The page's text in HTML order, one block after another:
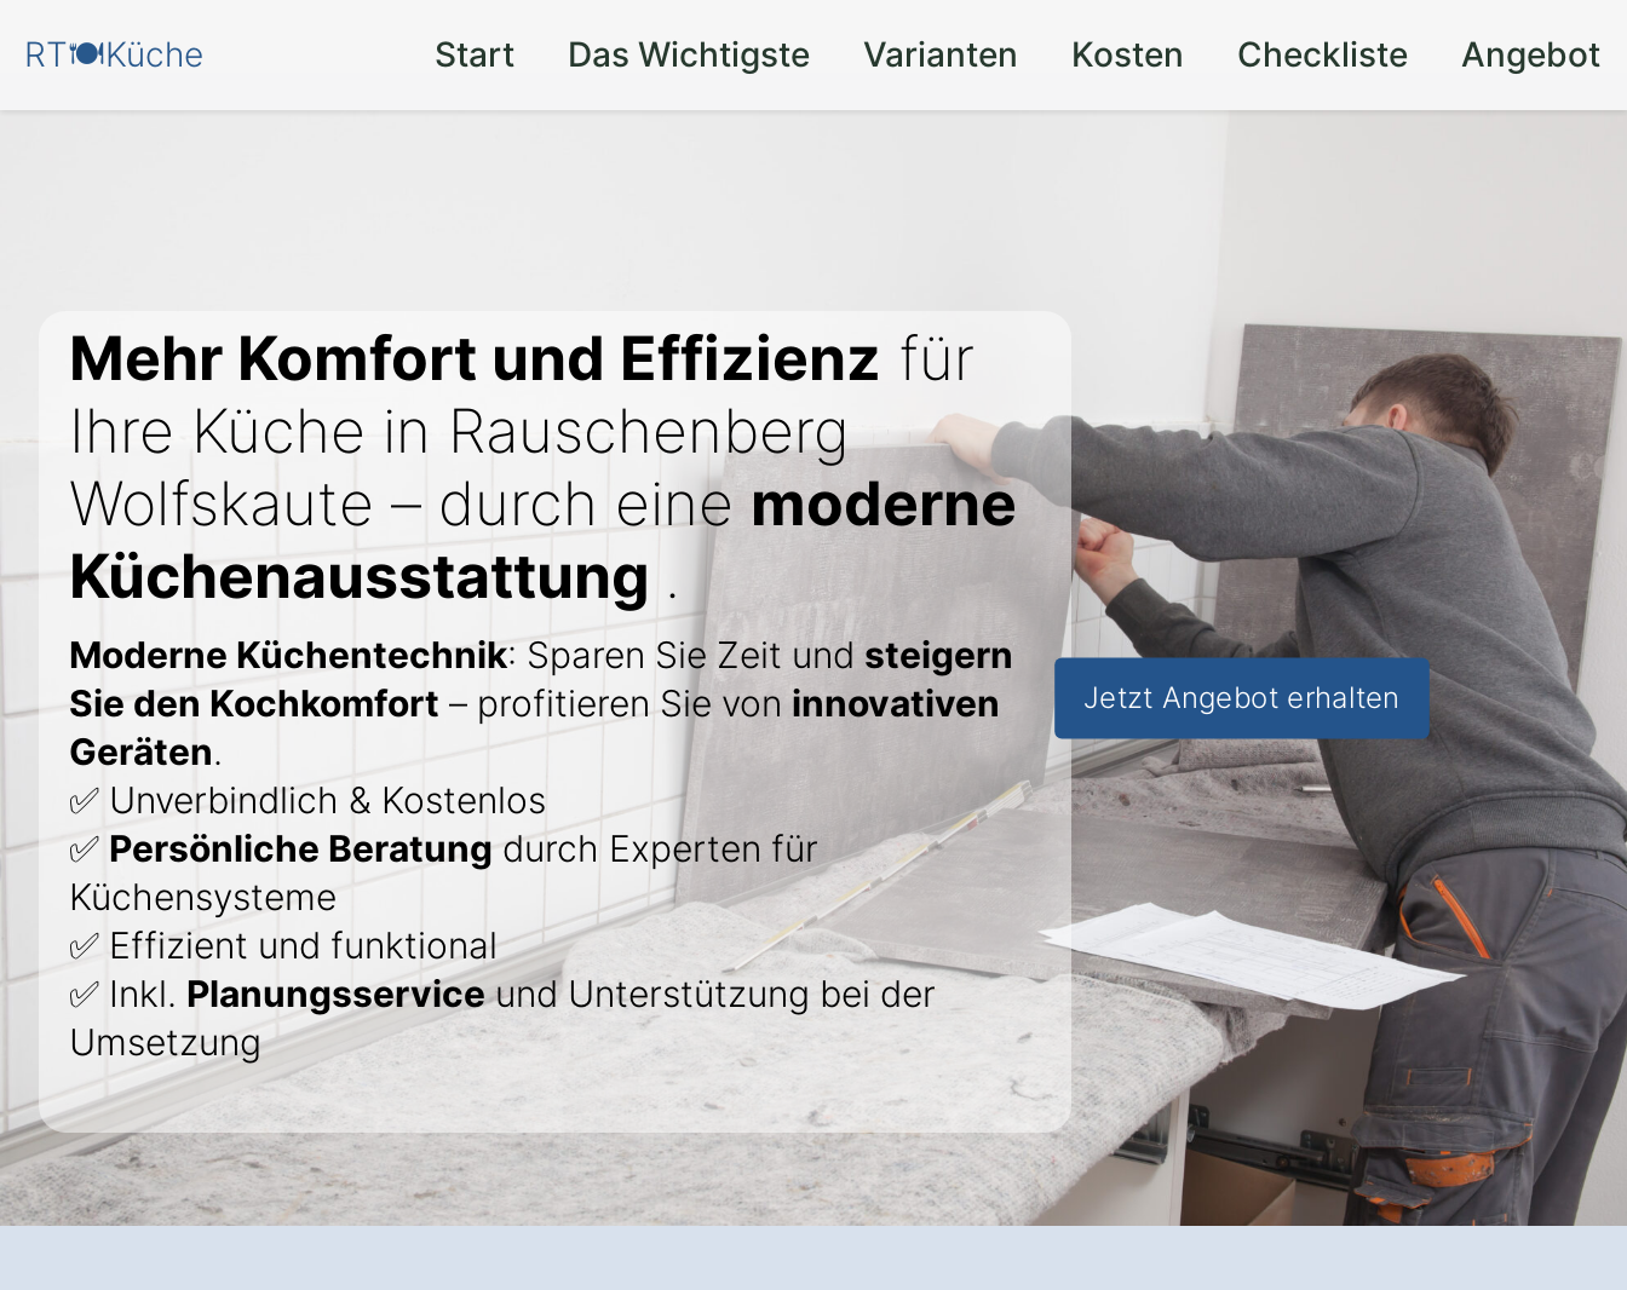
RT🍽️Küche Start Das Wichtigste Varianten Kosten Checkliste Angebot
Mehr Komfort und Effizienz für
Ihre Küche in Rauschenberg
Wolfskaute – durch eine moderne
Küchenausstattung .
Moderne Küchentechnik: Sparen Sie Zeit und steigern
Sie den Kochkomfort – profitieren Sie von innovativen
Geräten.
✅ Unverbindlich & Kostenlos
✅ Persönliche Beratungdurch Experten für
Küchensysteme
✅ Effizient und funktional
✅ Inkl. Planungsserviceund Unterstützung bei der
Umsetzung
Jetzt Angebot erhalten